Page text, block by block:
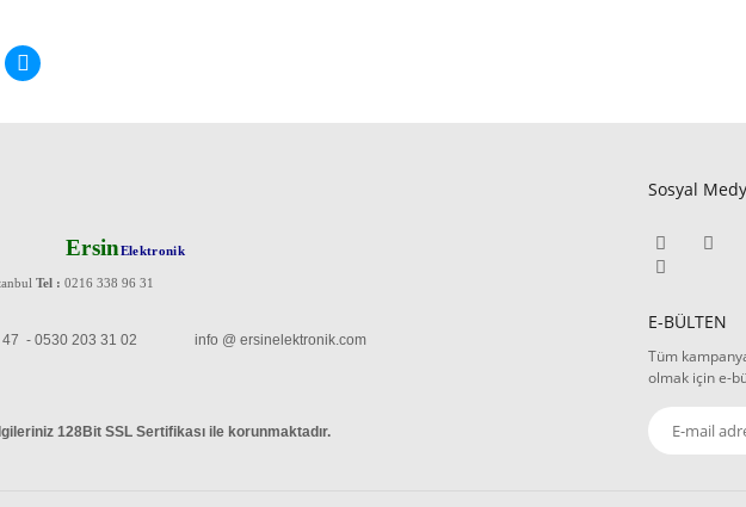
ErsinElektronik
Tel : 0216 338 96 31
47 - 0530 203 31 02 info @ ersinelektronik.com
128Bit SSL Sertifikası ile korunmaktadır.
Sosyal
E-BÜLTEN
Tüm
olmak için e-